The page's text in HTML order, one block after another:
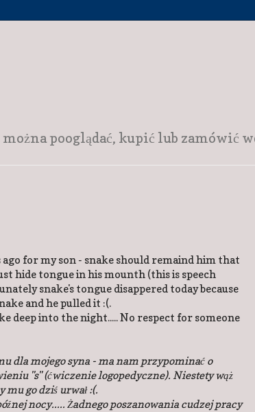
pooglądać, kupić lub zamówić
ago for my son - snake should remaind him that
hide tongue in his mounth (this is speech
snake's tongue disappered today because
and he pulled it :(.
deep into the night..... No respect for someone
dla mojego syna - ma nam przypominać o
"s" (ćwiczenie logopedyczne). Niestety wąż
mu go dziś urwał :(.
nocy..... Żadnego poszanowania cudzej pracy